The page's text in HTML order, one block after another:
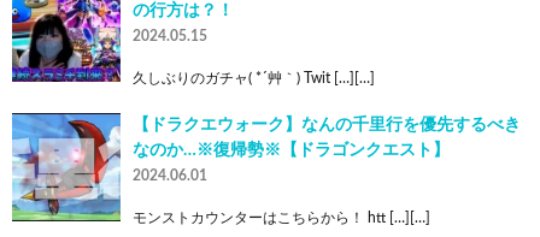
の行方は？！
2024.05.15
久しぶりのガチャ( *´艸｀) Twit […][…]
【ドラクエウォーク】なんの千里行を優先するべき
なのか…※復帰勢※【ドラゴンクエスト】
2024.06.01
モンストカウンターはこちらから！ htt […][…]